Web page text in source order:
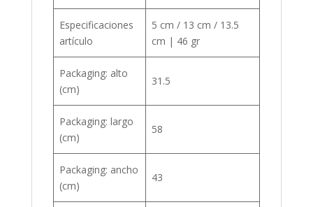
Especificaciones
artículo
5 cm / 13 cm / 13.5
cm | 46 gr
Packaging: alto
(cm)
31.5
Packaging: largo
(cm)
58
Packaging: ancho
(cm)
43